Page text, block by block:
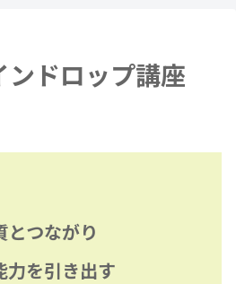
ンドロップ講座
とつながり
力を引き出す